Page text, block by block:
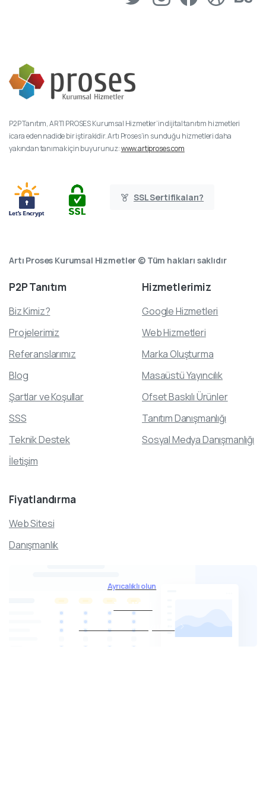
P2P Tanıtım, ARTI PROSES Kurumsal Hizmetler’in dijital tanıtım hizmetleri
icara eden nadide bir iştirakidir. Artı Proses’in sunduğu hizmetleri daha
yakından tanımak için buyurunuz:www.artiproses.com
SSL Sertifikaları?
Artı Proses Kurumsal Hizmetler © Tüm hakları saklıdır
P2PTanıtım
Biz Kimiz?
Projelerimiz
Referanslarımız
Blog
Şartlar ve Koşullar
SSS
Teknik Destek
İletişim
Hizmetlerimiz
Google Hizmetleri
Web Hizmetleri
Marka Oluşturma
Masaüstü Yayıncılık
Ofset Baskılı Ürünler
Tanıtım Danışmanlığı
Sosyal Medya Danışmanlığı
Fiyatlandırma
Web Sitesi
Danışmanlık
Ayrıcalıklı olun
Teklif Al
Formumuza buyurun